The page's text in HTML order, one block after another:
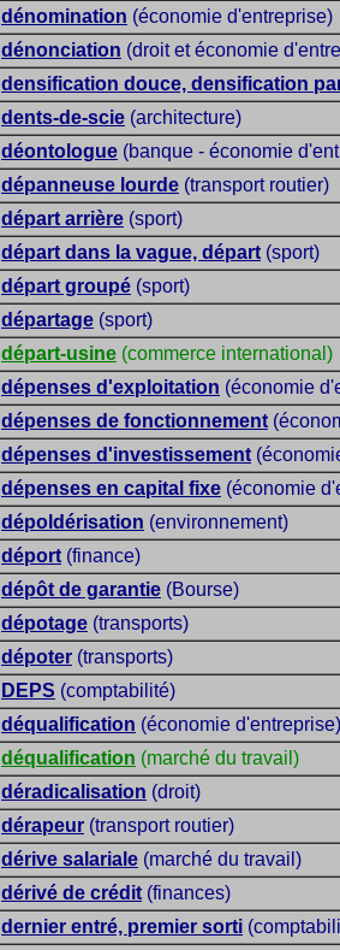
dénomination (économie d'entreprise)
dénonciation (droit et économie
densification douce, densification
dents-de-scie (architecture)
déontologue (banque - économie
dépanneuse lourde (transport routier)
départ arrière (sport)
départ dans la vague, départ (sport)
départ groupé (sport)
départage (sport)
départ-usine (commerce international)
dépenses d'exploitation (économie
dépenses de fonctionnement
dépenses d'investissement
dépenses en capital fixe (économie
dépoldérisation (environnement)
déport (finance)
dépôt de garantie (Bourse)
dépotage (transports)
dépoter (transports)
DEPS (comptabilité)
déqualification (économie d'entreprise)
déqualification (marché du travail)
déradicalisation (droit)
dérapeur (transport routier)
dérive salariale (marché du travail)
dérivé de crédit (finances)
dernier entré, premier sorti